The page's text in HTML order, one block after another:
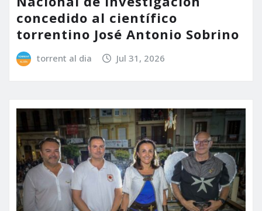
concedido al científico
torrentino José Antonio Sobrino
torrent al dia Jul 31, 2026